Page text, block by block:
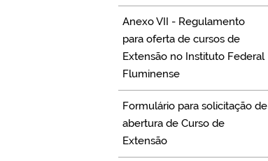
Anexo VII - Regulamento
para oferta de cursos de
Extensão no Instituto Federal
Fluminense
Formulário para solicitação de
abertura de Curso de
Extensão